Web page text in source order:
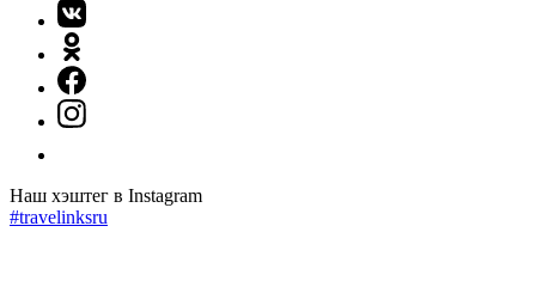
Наш хэштег в Instagram
#travelinksru